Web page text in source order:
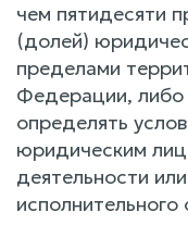
чем пятидесяти
(долей)
пределами
Федерации,
определять
юридическим
деятельности
исполнительного